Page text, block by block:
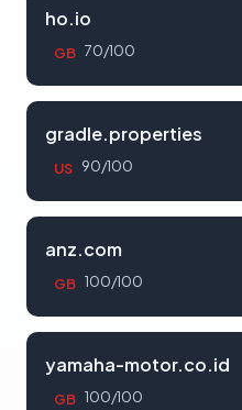
ho.io
GB 70/100
gradle.properties
US 90/100
anz.com
GB 100/100
yamaha-motor.co.id
GB 100/100